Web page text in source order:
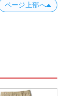
ページ上部へ